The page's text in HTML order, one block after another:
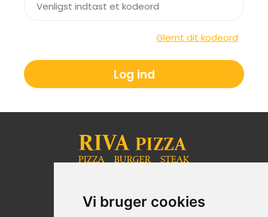
Vi bruger cookies
Glemt dit kodeord
Log ind
+45 49 21 66 95